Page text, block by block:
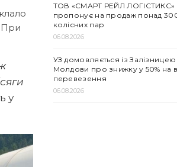
При
у
ТОВ «СМАРТ РЕЙЛ ЛОГІСТИКС»
пропонує на продаж понад
колісних пар
06.08.2026
УЗ домовляється із Залізницею
Молдови про знижку у 50% на
перевезення
06.08.2026